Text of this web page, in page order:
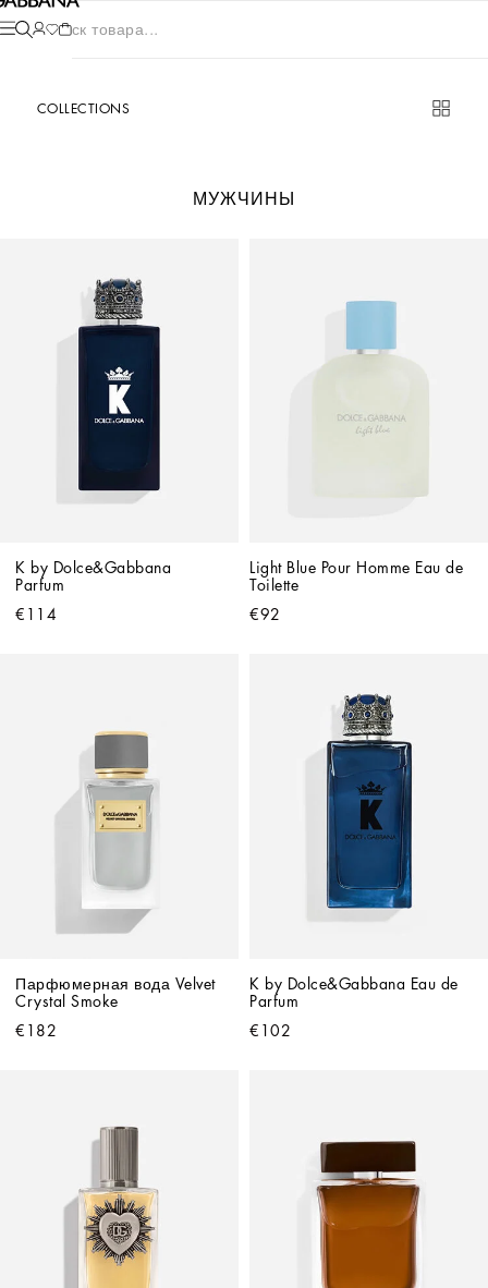
Поиск товара...
COLLECTIONS
МУЖЧИНЫ
K by Dolce&Gabbana
Parfum
€114
Light Blue Pour Homme Eau de
Toilette
€92
Парфюмерная вода Velvet
Crystal Smoke
€182
K by Dolce&Gabbana Eau de
Parfum
€102